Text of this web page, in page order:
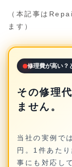
（本記事は
ます）
修理費が高い？
その修理
ません。
当社の実例で
円。1件あた
事にも対応し